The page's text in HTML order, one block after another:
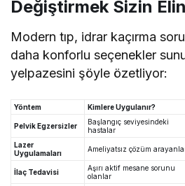
Değiştirmek Sizin
Modern tıp, idrar kaçırma
daha konforlu seçenekler
yelpazesini şöyle özetliyor:
Yöntem Kimlere Uygulanır?
Pelvik Egzersizler
Başlangıç seviyesindeki
hastalar
Lazer
Uygulamaları
Ameliyatsız çözüm
İlaç Tedavisi
Aşırı aktif mesane sorunu
olanlar